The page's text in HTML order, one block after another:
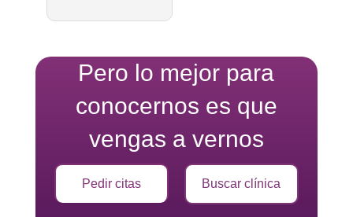
Pero lo mejor para
conocernos es que
vengas a vernos
Pedir citas Buscar clínica